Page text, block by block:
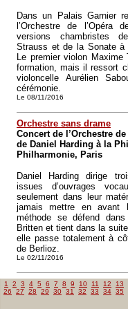
Dans un Palais Garnier
l’Orchestre de l’Opéra
versions chambristes
Strauss et de la Sonate à
Le premier violon
formation, mais il ressort
violoncelle Aurélien
cérémonie.
Le 08/11/2016
Orchestre sans drame
Concert de l’Orchestre
de Daniel Harding à la
Philharmonie, Paris
Daniel Harding dirige
issues d’ouvrages
seulement dans leur
jamais mettre en avant
méthode se défend
Britten et tient dans la
elle passe totalement à
de Berlioz.
Le 02/11/2016
1 2 3 4 5 6 7 8 9 10 11 12
13
26
27 28 29 30 31 32 33 34 35